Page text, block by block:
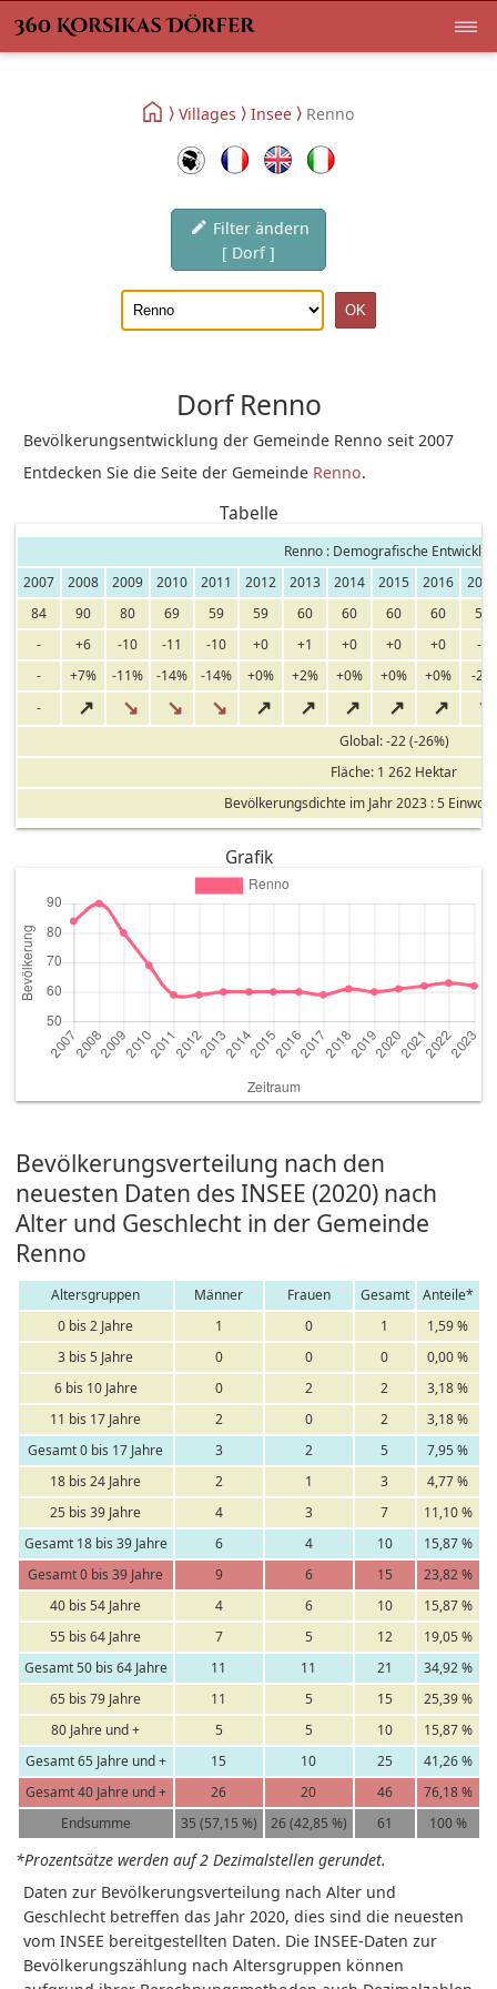
Villages Insee Renno
Filter ändern
[ Dorf ]
Dorf Renno
Bevölkerungsentwicklung der Gemeinde Renno seit 2007
Entdecken Sie die Seite der Gemeinde Renno.
Tabelle
Renno : Demografische
2007
2008 2009 2010 2011 2012 2013 2014 2015 2016
84
90 80 69 59 59 60 60 60 60
59
-
+6 -10 -11 -10 +0 +1 +0 +0 +0
-1
-
+7% -11% -14% -14% +0% +2% +0% +0% +0%
-2%
-
↗ ↘ ↘ ↘ ↗ ↗ ↗ ↗ ↗ ↘
Global: -22 (-26%)
Fläche: 1 262 Hektar
Bevölkerungsdichte im Jahr 2023 : 5
Grafik
Bevölkerungsverteilung nach den
neuesten Daten des INSEE (2020) nach
Alter und Geschlecht in der Gemeinde
Renno
Altersgruppen Männer Frauen Gesamt
Anteile*
0 bis 2 Jahre
1 0 1
1,59 %
3 bis 5 Jahre
0 0 0
0,00 %
6 bis 10 Jahre
0 2 2
3,18 %
11 bis 17 Jahre
2 0 2
3,18 %
Gesamt 0 bis 17 Jahre
3 2 5
7,95 %
18 bis 24 Jahre
2 1 3
4,77 %
25 bis 39 Jahre
4 3 7
11,10 %
Gesamt 18 bis 39 Jahre
6 4 10
15,87 %
Gesamt 0 bis 39 Jahre
9 6 15
23,82 %
40 bis 54 Jahre
4 6 10
15,87 %
55 bis 64 Jahre
7 5 12
19,05 %
Gesamt 50 bis 64 Jahre
11 11 21
34,92 %
65 bis 79 Jahre
11 5 15
25,39 %
80 Jahre und +
5 5 10
15,87 %
Gesamt 65 Jahre und +
15 10 25
41,26 %
Gesamt 40 Jahre und +
26 20 46
76,18 %
Endsumme
35 (57,15 %) 26 (42,85 %) 61 100 %
*Prozentsätze werden auf 2 Dezimalstellen gerundet.
Daten zur Bevölkerungsverteilung nach Alter und
Geschlecht betreffen das Jahr 2020, dies sind die neuesten
vom INSEE bereitgestellten Daten. Die INSEE-Daten zur
Bevölkerungszählung nach Altersgruppen können